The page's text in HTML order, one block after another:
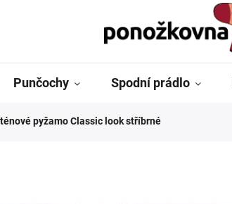
Punčochy Spodní prádlo
pyžamo Classic look stříbrné